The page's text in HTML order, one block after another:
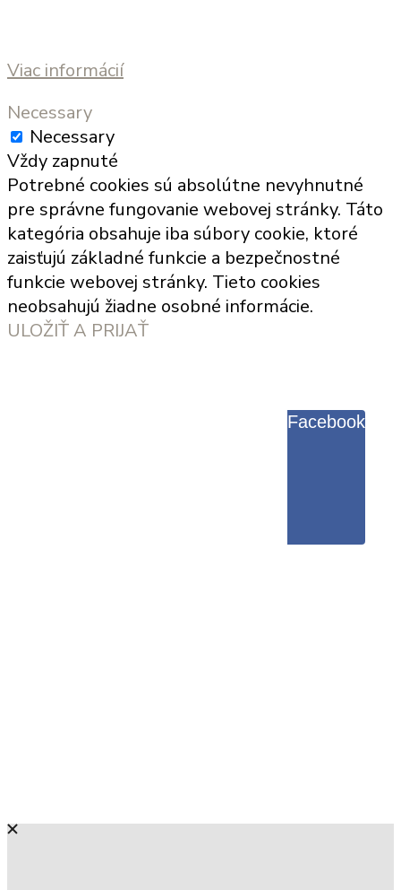
Viac informácií
Necessary
Necessary
Vždy zapnuté
Potrebné cookies sú absolútne nevyhnutné
pre správne fungovanie webovej stránky. Táto
kategória obsahuje iba súbory cookie, ktoré
zaisťujú základné funkcie a bezpečnostné
funkcie webovej stránky. Tieto cookies
neobsahujú žiadne osobné informácie.
ULOŽIŤ A PRIJAŤ
Facebook